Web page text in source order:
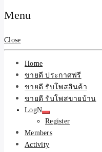
ขายดี ขาย
สินค้าและบ
Menu
Close
Home
ขายดี ประกาศฟรี
ขายดี รับโพสสินค้า
ขายดี รับโพสขายบ้าน
LogN
Register
Members
Activity